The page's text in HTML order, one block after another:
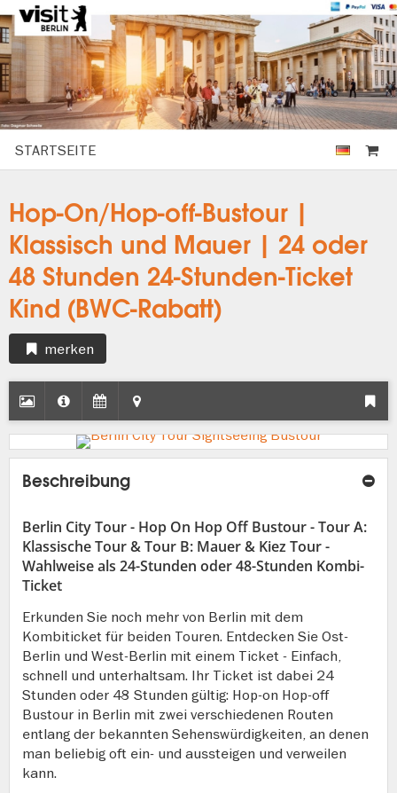
STARTSEITE
Hop-On/Hop-off-Bustour |
Klassisch und Mauer | 24 oder
48 Stunden 24-Stunden-Ticket
Kind (BWC-Rabatt)
merken
Beschreibung
Berlin City Tour - Hop On Hop Off Bustour - Tour A:
Klassische Tour & Tour B: Mauer & Kiez Tour -
Wahlweise als 24-Stunden oder 48-Stunden Kombi-
Ticket
Erkunden Sie noch mehr von Berlin mit dem
Kombiticket für beiden Touren. Entdecken Sie Ost-
Berlin und West-Berlin mit einem Ticket - Einfach,
schnell und unterhaltsam. Ihr Ticket ist dabei 24
Stunden oder 48 Stunden gültig: Hop-on Hop-off
Bustour in Berlin mit zwei verschiedenen Routen
entlang der bekannten Sehenswürdigkeiten, an denen
man beliebig oft ein- und aussteigen und verweilen
kann.